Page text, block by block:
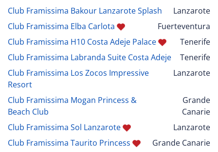
Club Framissima Bakour Lanzarote Splash
Lanzarote
Club Framissima Elba Carlota
Fuerteventura
Club Framissima H10 Costa Adeje Palace
Tenerife
Club Framissima Labranda Suite Costa Adeje
Tenerife
Club Framissima Los Zocos Impressive
Resort
Lanzarote
Club Framissima Mogan Princess &
Beach Club
Grande
Canarie
Club Framissima Sol Lanzarote
Lanzarote
Club Framissima Taurito Princess
Grande Canarie